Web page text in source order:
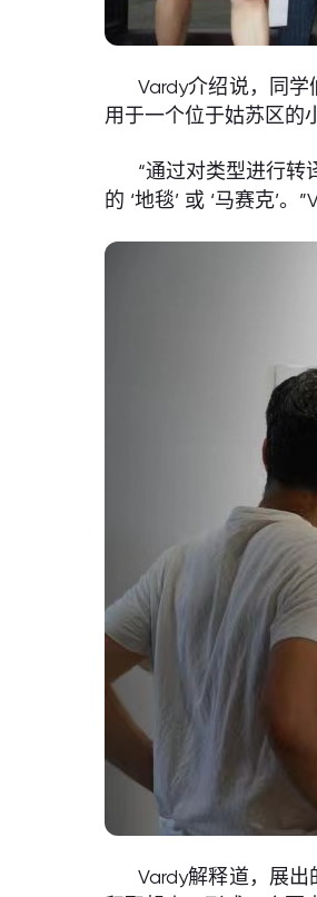
Vardy介绍说，同
用于一个位于姑苏区的
“通过对类型进行
的 ‘地毯’ 或 ‘马赛克’。
Vardy解释道，展